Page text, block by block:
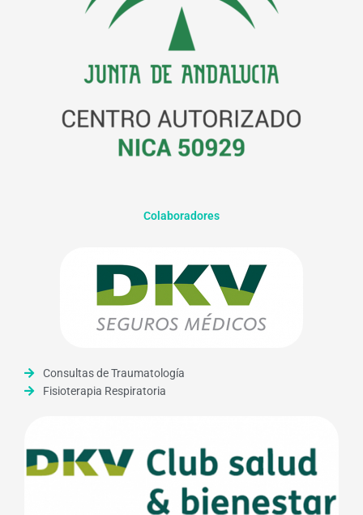
Colaboradores
Consultas de Traumatología
Fisioterapia Respiratoria